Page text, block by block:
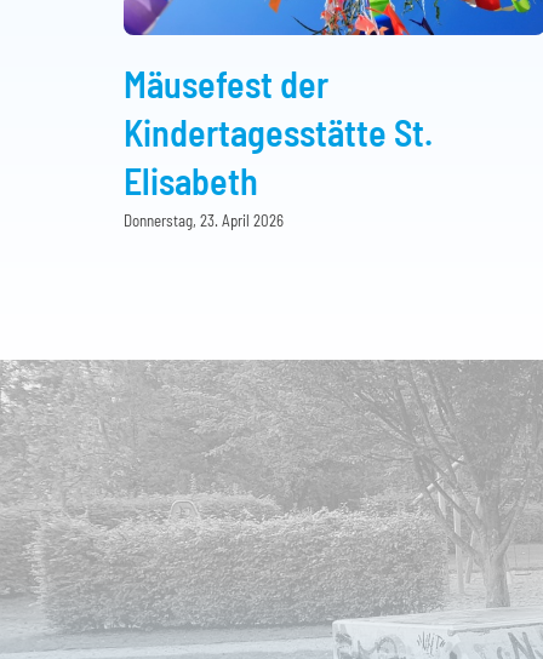
Mäusefest der
Kindertagesstätte St.
Elisabeth
Donnerstag, 23. April 2026